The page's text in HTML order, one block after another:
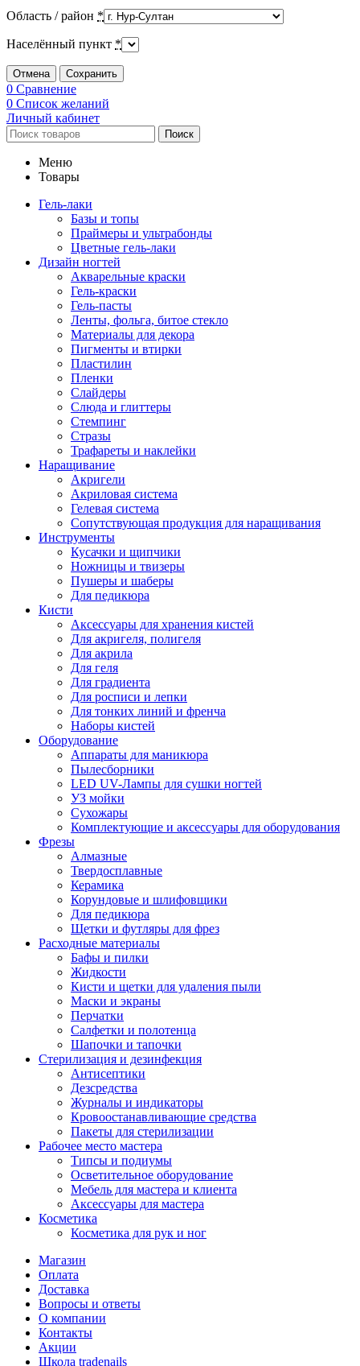
Область / район *
Населённый пункт *
Отмена Сохранить
0 Сравнение
0 Список желаний
Личный кабинет
Поиск
Меню
Товары
Гель-лаки
Базы и топы
Праймеры и ультрабонды
Цветные гель-лаки
Дизайн ногтей
Акварельные краски
Гель-краски
Гель-пасты
Ленты, фольга, битое стекло
Материалы для декора
Пигменты и втирки
Пластилин
Пленки
Слайдеры
Слюда и глиттеры
Стемпинг
Стразы
Трафареты и наклейки
Наращивание
Акригели
Акриловая система
Гелевая система
Сопутствующая продукция для наращивания
Инструменты
Кусачки и щипчики
Ножницы и твизеры
Пушеры и шаберы
Для педикюра
Кисти
Аксессуары для хранения кистей
Для акригеля, полигеля
Для акрила
Для геля
Для градиента
Для росписи и лепки
Для тонких линий и френча
Наборы кистей
Оборудование
Аппараты для маникюра
Пылесборники
LED UV-Лампы для сушки ногтей
УЗ мойки
Сухожары
Комплектующие и аксессуары для оборудования
Фрезы
Алмазные
Твердосплавные
Керамика
Корундовые и шлифовщики
Для педикюра
Щетки и футляры для фрез
Расходные материалы
Бафы и пилки
Жидкости
Кисти и щетки для удаления пыли
Маски и экраны
Перчатки
Салфетки и полотенца
Шапочки и тапочки
Стерилизация и дезинфекция
Антисептики
Дезсредства
Журналы и индикаторы
Кровоостанавливающие средства
Пакеты для стерилизации
Рабочее место мастера
Типсы и подиумы
Осветительное оборудование
Мебель для мастера и клиента
Аксессуары для мастера
Косметика
Косметика для рук и ног
Магазин
Оплата
Доставка
Вопросы и ответы
О компании
Контакты
Акции
Школа tradenails